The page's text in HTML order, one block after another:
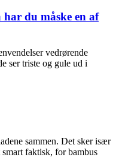
har du måske en af
vedrørende
ser triste og gule ud i
sammen. Det sker især
faktisk, for bambus